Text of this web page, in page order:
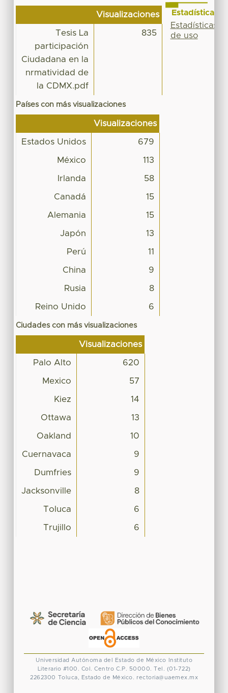
Visualizaciones
Tesis La
participación
Ciudadana en la
nrmatividad de
la CDMX.pdf
835
Países con más visualizaciones
Visualizaciones
Estados Unidos 679
México 113
Irlanda 58
Canadá 15
Alemania 15
Japón 13
Perú 11
China 9
Rusia 8
Reino Unido 6
Ciudades con más visualizaciones
Visualizaciones
Palo Alto 620
Mexico 57
Kiez 14
Ottawa 13
Oakland 10
Cuernavaca 9
Dumfries 9
Jacksonville 8
Toluca 6
Trujillo 6
Estadísticas
Estadísticas
de uso
Universidad Autónoma del Estado de México
Instituto
Literario #100. Col. Centro C.P. 50000. Tel. (01-722)
2262300 Toluca, Estado de México. rectoria@uaemex.mx